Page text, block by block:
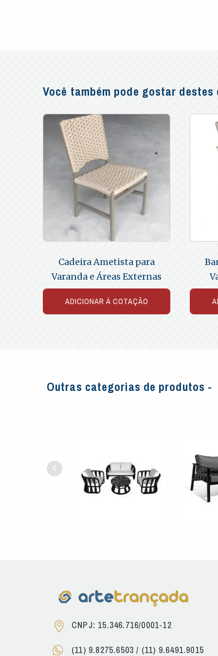
Você também pode gostar destes
Cadeira Ametista para
Varanda e Áreas Externas
ADICIONAR À COTAÇÃO
Outras categorias de produtos -
CNPJ: 15.346.716/0001-12
(11) 9.8275.6503 / (11) 9.6491.9015